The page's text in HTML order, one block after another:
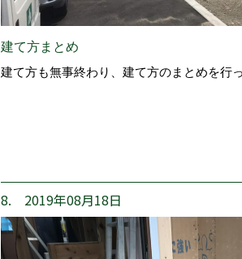
建て方まとめ
建て方も無事終わり、建て方のまとめを行
8. 2019年08月18日